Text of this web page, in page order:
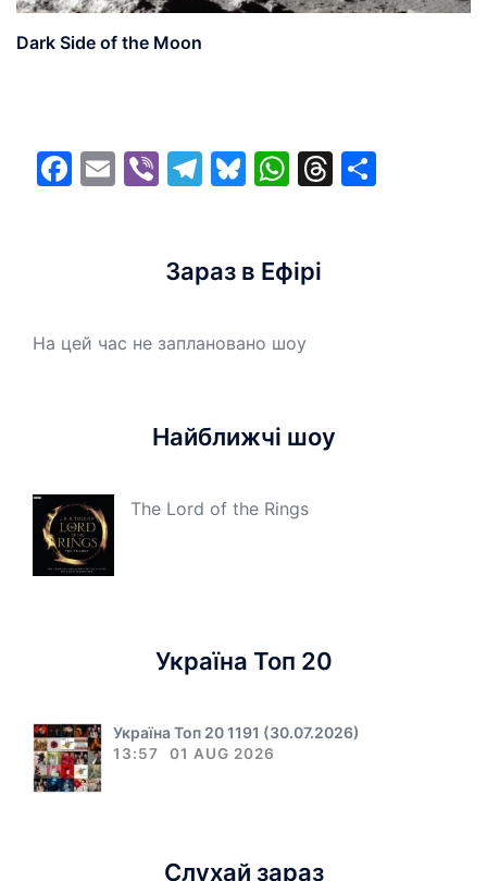
Dark Side of the Moon
Facebook
EmailViberTelegram
Bluesky
WhatsApp
Threads
Зараз в Ефірі
На цей час не заплановано шоу
Найближчі шоу
The Lord of the Rings
Україна Топ 20
Україна Топ 20 1191 (30.07.2026)
13:57 01 AUG 2026
Слухай зараз